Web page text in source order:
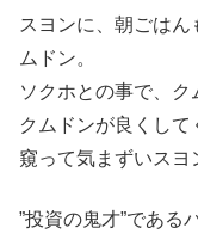
スヨンに、朝ごは
ムドン。
ソクホとの事で、ク
クムドンが良くし
窺って気まずいスヨ
”投資の鬼才”である